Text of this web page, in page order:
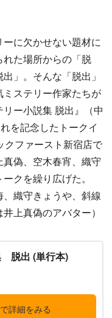
に欠かせない題材に
た場所からの「脱
」。そんな「脱出」
ステリー作家たちが
ー小説集 脱出』（中
を記念したトークイ
クファースト新宿店で
偽、空木春宵、織守
クを繰り広げた。
、織守きょうや、斜線
上真偽のアバター）
脱出 (単行本)
詳細をみる